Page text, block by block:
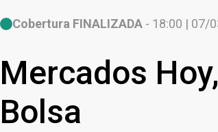
Cobertura FINALIZADA - 18:00 | 07/
Mercados
Bolsa